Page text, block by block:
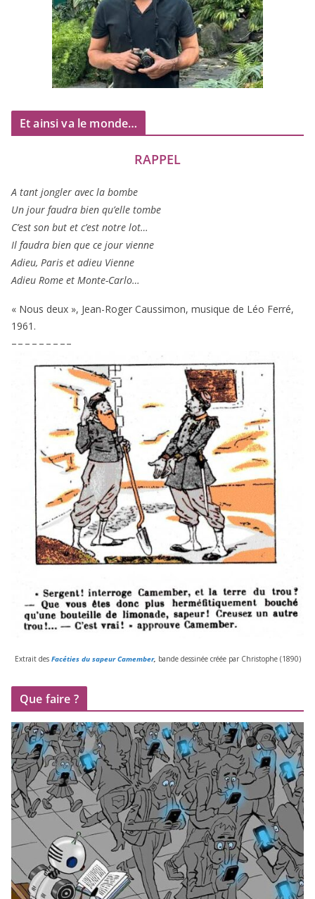
Et ainsi va le monde…
RAPPEL
A tant jon­gler avec la bombe
Un jour fau­dra bien qu’elle tombe
C’est son but et c’est notre lot…
Il fau­dra bien que ce jour vienne
Adieu, Paris et adieu Vienne
Adieu Rome et Monte-Carlo…
« Nous deux », Jean-Roger Caussimon, musique de Léo Ferré,
1961 .
– – – – – – – – –
Extrait desFacéties du sapeur Camember, bande des­si­née créée par Christophe (1890)
Que faire ?